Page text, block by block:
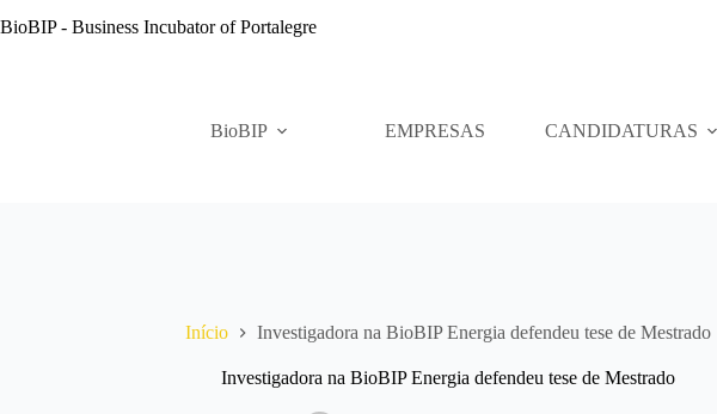
para
BioBIP - Business Incubator of Portalegre
BioBIP EMPRESAS CANDIDATURAS
Início Investigadora na BioBIP Energia defendeu tese de Mestrado
Investigadora na BioBIP Energia defendeu tese de Mestrado